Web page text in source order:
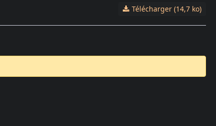
Télécharger (14,7 ko)